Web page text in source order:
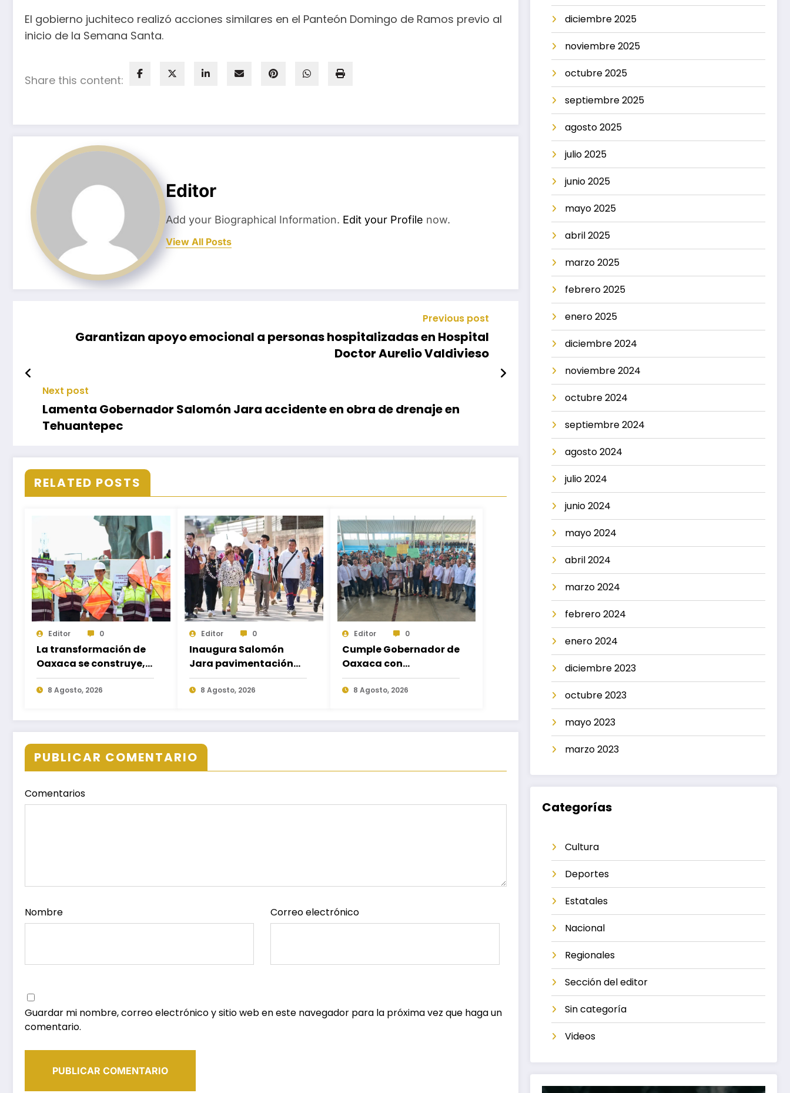
El gobierno juchiteco realizó acciones similares en el Panteón Domingo de Ramos previo al
inicio de la Semana Santa.
Share this content:
Editor
Add your Biographical Information. Edit your Profile now.
View All Posts
Previous post
Garantizan apoyo emocional a personas hospitalizadas en Hospital
Doctor Aurelio Valdivieso
Next post
Lamenta Gobernador Salomón Jara accidente en obra de drenaje en
Tehuantepec
RELATED POSTS
Editor 0
La transformación de
Oaxaca se construye,
arranca Salomón Jara
obra del paso a
carretera federal 190
kilómetro 184 + 300
8 Agosto, 2026
Editor 0
Inaugura Salomón
Jara pavimentación
de calle en Pueblo
Nuevo; fortalece
conectividad
8 Agosto, 2026
Editor 0
Cumple Gobernador de
Oaxaca con
rehabilitación de
carretera de Santa
8 Agosto, 2026
PUBLICAR COMENTARIO
Comentarios
Nombre Correo electrónico
Guardar mi nombre, correo electrónico y sitio web en este navegador para la próxima vez que haga un
comentario.
diciembre 2025
noviembre 2025
octubre 2025
septiembre 2025
agosto 2025
julio 2025
junio 2025
mayo 2025
abril 2025
marzo 2025
febrero 2025
enero 2025
diciembre 2024
noviembre 2024
octubre 2024
septiembre 2024
agosto 2024
julio 2024
junio 2024
mayo 2024
abril 2024
marzo 2024
febrero 2024
enero 2024
diciembre 2023
octubre 2023
mayo 2023
marzo 2023
Categorías
Cultura
Deportes
Estatales
Nacional
Regionales
Sección del editor
Sin categoría
Videos